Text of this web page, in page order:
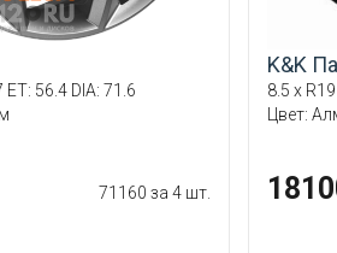
56.4 DIA: 71.6
71160 за 4 шт.
K&K
8.5 x
Цвет: